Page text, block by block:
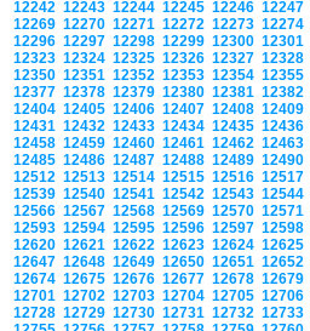
12242 12243 12244 12245 12246 12247
12269 12270 12271 12272 12273 12274
12296 12297 12298 12299 12300 12301
12323 12324 12325 12326 12327 12328
12350 12351 12352 12353 12354 12355
12377 12378 12379 12380 12381 12382
12404 12405 12406 12407 12408 12409
12431 12432 12433 12434 12435 12436
12458 12459 12460 12461 12462 12463
12485 12486 12487 12488 12489 12490
12512 12513 12514 12515 12516 12517
12539 12540 12541 12542 12543 12544
12566 12567 12568 12569 12570 12571
12593 12594 12595 12596 12597 12598
12620 12621 12622 12623 12624 12625
12647 12648 12649 12650 12651 12652
12674 12675 12676 12677 12678 12679
12701 12702 12703 12704 12705 12706
12728 12729 12730 12731 12732 12733